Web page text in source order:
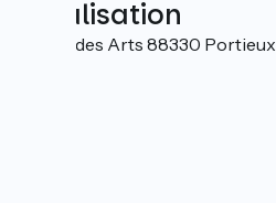
Localisation
10 Rue des Arts 88330 Portieux